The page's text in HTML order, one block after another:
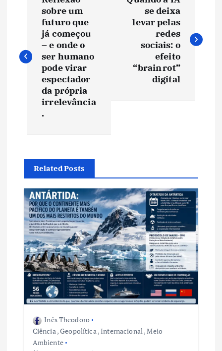
e
ã
o
d
e
P
o
s
sobre um
futuro que
já começou
– e onde o
ser humano
pode virar
espectador
da própria
irrelevância
.
se deixa
levar pelas
redes
sociais: o
efeito
“brain rot”
digital
Related Posts
Inês Theodoro
Ciência,Geopolítica,Internacional,Meio
Ambiente